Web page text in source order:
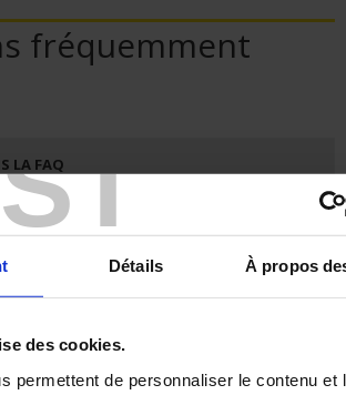
Détails À propos
des cookies.
permettent de personnaliser le contenu et
fréquemment
LA FAQ